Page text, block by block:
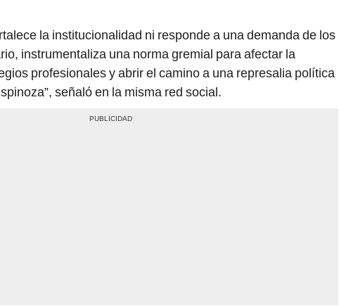
la institucionalidad ni responde a una demanda de los
instrumentaliza una norma gremial para afectar la
profesionales y abrir el camino a una represalia política
señaló en la misma red social.